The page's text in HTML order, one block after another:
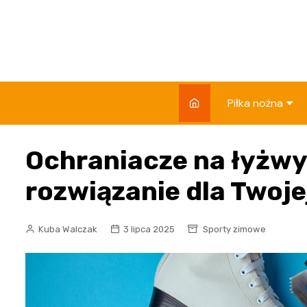
Piłka nożna
Składy i
Reprezentacje
Ochraniacze na
rozwiązanie dla
Kuba Walczak 3 lipca 2025 Sporty zimowe